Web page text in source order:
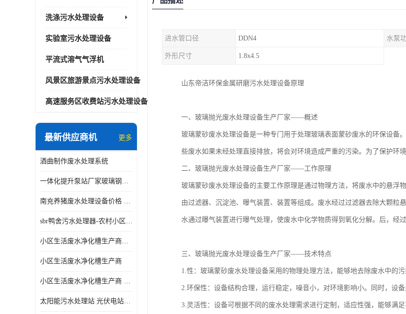
洗涤污水处理设备
实验室污水处理设备
平流式溶气气浮机
风景区旅游景点污水处理设备
高速服务区收费站污水处理设备
最新供应商机 更多
酒曲制作废水处理系统
一体化提升泵站厂家玻璃钢材质价格
南充养猪废水处理设备价格 ao污水处理器 *专人看管
sbr鸭舍污水处理器-农村小区生活污水净化器
小区生活废水净化槽生产商帝洁环保
小区生活废水净化槽生产商
小区生活废水净化槽生产商 污水净化槽装置
太阳能污水处理站 光伏电站污水处理器厂家定制
进水管口径 DDN4 水泵
外形尺寸 1.8x4.5
山东帝洁环保金属研磨污水处理设备原理
一、玻璃抛光废水处理设备生产厂家——概述
玻璃蒙砂废水处理设备是一种专门用于处理玻璃表面蒙砂废水的环保设备
些废水如果未经处理直接排放，将会对环境造成严重的污染。为了保护环
二、玻璃抛光废水处理设备生产厂家——工作原理
玻璃蒙砂废水处理设备的主要工作原理是通过物理方法，将废水中的悬浮
由过滤器、沉淀池、曝气装置、装置等组成。废水经过过滤器去除大颗粒
水通过曝气装置进行曝气处理，使废水中化学物质得到氧化分解。后，经
三、玻璃抛光废水处理设备生产厂家——技术特点
1.性：玻璃蒙砂废水处理设备采用的物理处理方法，能够地去除废水中的
2.环保性：设备结构合理，运行稳定，噪音小，对环境影响小。同时，设
3.灵活性：设备可根据不同的废水处理需求进行定制，适应性强，能够满足